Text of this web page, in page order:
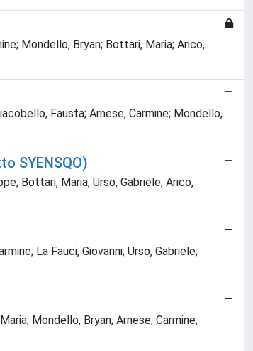
Mondello, Bryan; Bottari, Maria; Arico,
Fausta; Arnese, Carmine; Mondello,
SYENSQO)
Bottari, Maria; Urso, Gabriele; Arico,
La Fauci, Giovanni; Urso, Gabriele;
Mondello, Bryan; Arnese, Carmine;